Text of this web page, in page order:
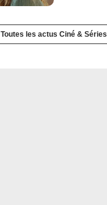
Toutes les actus Ciné & Séries